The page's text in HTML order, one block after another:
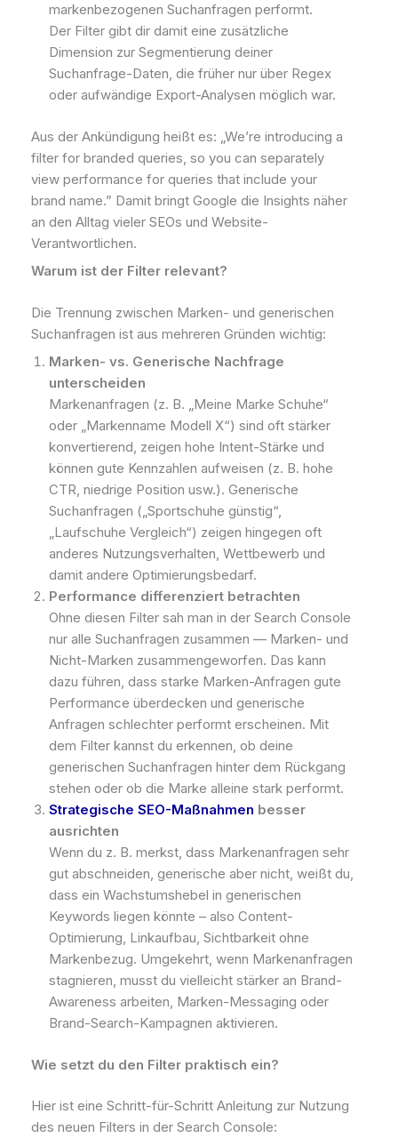
markenbezogenen Suchanfragen performt.
Der Filter gibt dir damit eine zusätzliche
Dimension zur Segmentierung deiner
Suchanfrage-Daten, die früher nur über Regex
oder aufwändige Export-Analysen möglich war.
Aus der Ankündigung heißt es: „We’re introducing a
filter for branded queries, so you can separately
view performance for queries that include your
brand name.” Damit bringt Google die Insights näher
an den Alltag vieler SEOs und Website-
Verantwortlichen.
Warum ist der Filter relevant?
Die Trennung zwischen Marken- und generischen
Suchanfragen ist aus mehreren Gründen wichtig:
Marken- vs. Generische Nachfrage
unterscheiden
Markenanfragen (z. B. „Meine Marke Schuhe“
oder „Markenname Modell X“) sind oft stärker
konvertierend, zeigen hohe Intent-Stärke und
können gute Kennzahlen aufweisen (z. B. hohe
CTR, niedrige Position usw.). Generische
Suchanfragen („Sportschuhe günstig“,
„Laufschuhe Vergleich“) zeigen hingegen oft
anderes Nutzungsverhalten, Wettbewerb und
damit andere Optimierungsbedarf.
Performance differenziert betrachten
Ohne diesen Filter sah man in der Search Console
nur alle Suchanfragen zusammen — Marken- und
Nicht-Marken zusammengeworfen. Das kann
dazu führen, dass starke Marken-Anfragen gute
Performance überdecken und generische
Anfragen schlechter performt erscheinen. Mit
dem Filter kannst du erkennen, ob deine
generischen Suchanfragen hinter dem Rückgang
stehen oder ob die Marke alleine stark performt.
Strategische SEO-Maßnahmen besser
ausrichten
Wenn du z. B. merkst, dass Markenanfragen sehr
gut abschneiden, generische aber nicht, weißt du,
dass ein Wachstumshebel in generischen
Keywords liegen könnte – also Content-
Optimierung, Linkaufbau, Sichtbarkeit ohne
Markenbezug. Umgekehrt, wenn Markenanfragen
stagnieren, musst du vielleicht stärker an Brand-
Awareness arbeiten, Marken-Messaging oder
Brand-Search-Kampagnen aktivieren.
Wie setzt du den Filter praktisch ein?
Hier ist eine Schritt-für-Schritt Anleitung zur Nutzung
des neuen Filters in der Search Console: